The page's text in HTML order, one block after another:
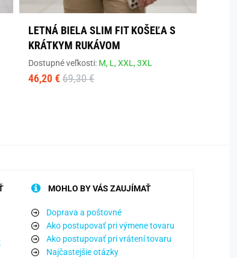
LETNÁ BIELA SLIM FIT KOŠEĽA S
KRÁTKYM RUKÁVOM
Dostupné veľkosti: M, L,XXL,3XL
46,20 € 69,30 €
MOHLO BY VÁS ZAUJÍMAŤ
Doprava a poštovné
Ako postupovať pri výmene tovaru
Ako postupovať pri vrátení tovaru
Najčastejšie otázky